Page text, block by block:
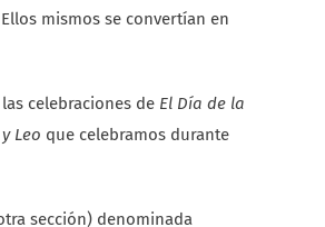
mismos se convertían en
celebraciones de El Día de la
Leo que celebramos durante
sección) denominada